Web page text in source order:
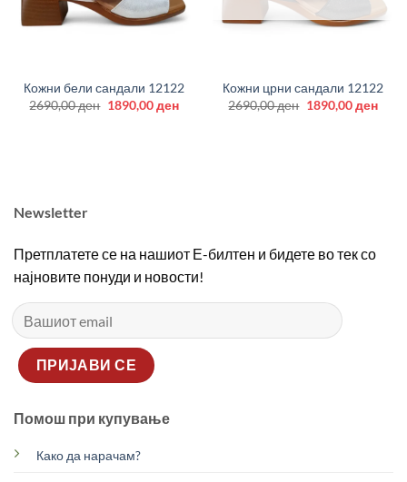
Кожни бели сандали 12122
2690,00ден Original
1890,00денCurrent
Кожни црни сандали 12122
2690,00ден Original
1890,00ден
Newsletter
Претплатете се на нашиот Е-билтен и бидете во тек со
најновите понуди и новости!
Помош при купување
Како да нарачам?